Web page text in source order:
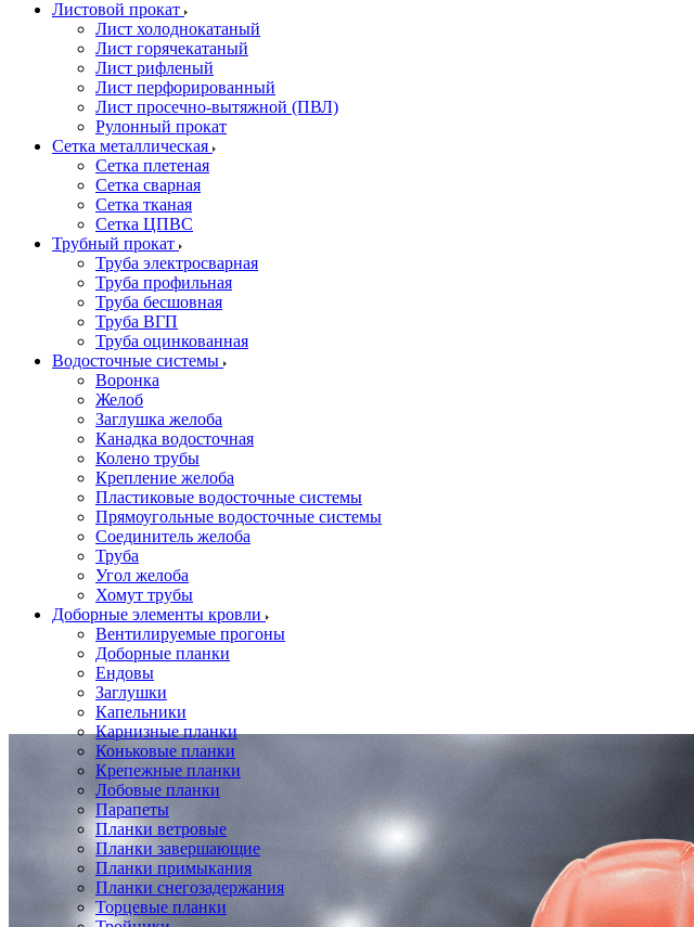
Листовой прокат
Лист холоднокатаный
Лист горячекатаный
Лист рифленый
Лист перфорированный
Лист просечно-вытяжной (ПВЛ)
Рулонный прокат
Сетка металлическая
Сетка плетеная
Сетка сварная
Сетка тканая
Сетка ЦПВС
Трубный прокат
Труба электросварная
Труба профильная
Труба бесшовная
Труба ВГП
Труба оцинкованная
Водосточные системы
Воронка
Желоб
Заглушка желоба
Канадка водосточная
Колено трубы
Крепление желоба
Пластиковые водосточные системы
Прямоугольные водосточные системы
Соединитель желоба
Труба
Угол желоба
Хомут трубы
Доборные элементы кровли
Вентилируемые прогоны
Доборные планки
Ендовы
Заглушки
Капельники
Карнизные планки
Коньковые планки
Крепежные планки
Лобовые планки
Парапеты
Планки ветровые
Планки завершающие
Планки примыкания
Планки снегозадержания
Торцевые планки